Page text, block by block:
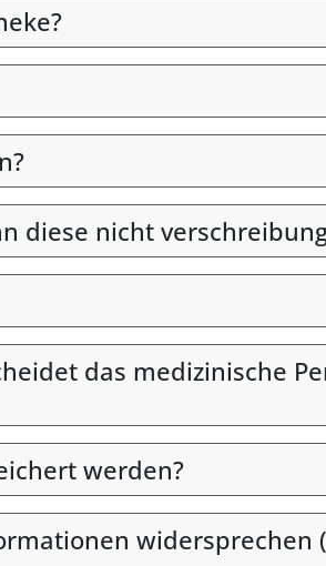
diese nicht
das medizinische
werden?
widersprechen